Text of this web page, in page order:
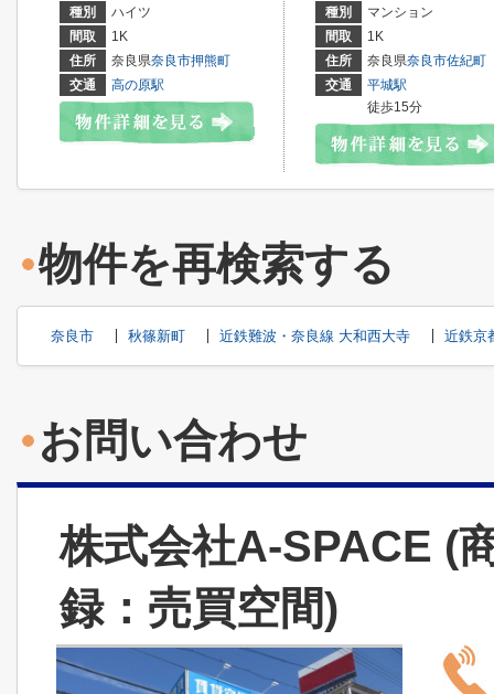
種別
ハイツ
間取
1K
住所
奈良県奈良市押熊町
交通
高の原駅
種別
マンション
間取
1K
住所
奈良県奈良市佐紀町
交通
平城駅
徒歩15分
物件を再検索する
奈良市 秋篠新町 近鉄難波・奈良線 大和西大寺 近鉄京
お問い合わせ
株式会社A-SPACE (
録：売買空間)